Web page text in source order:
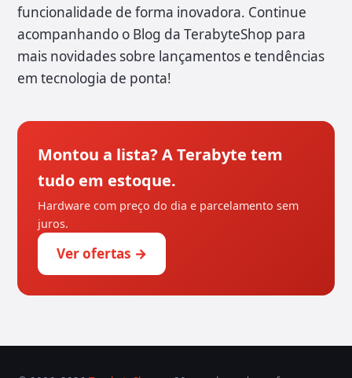
funcionalidade de forma inovadora. Continue
acompanhando o Blog da TerabyteShop para
mais novidades sobre lançamentos e tendências
em tecnologia de ponta!
Montou a lista? A Terabyte tem
tudo em estoque.
Hardware com preço do dia e parcelamento sem
juros.
Ver ofertas →